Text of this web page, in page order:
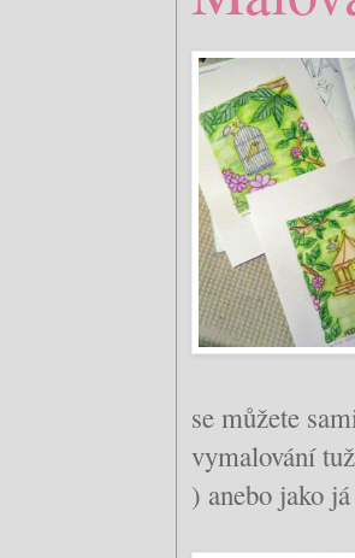
se můžete
vymalování
) anebo jako